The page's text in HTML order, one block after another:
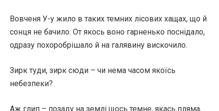
Вовченя У-у жило в таких темних лісових хащах, що й
сонця не бачило. От якось воно гарненько поснідало,
одразу похоробрішало й на галявину вискочило.
Зирк туди, зирк сюди – чи нема часом якоїсь
небезпеки?
Аж глип – позаду на землі щось темне, якась пляма,